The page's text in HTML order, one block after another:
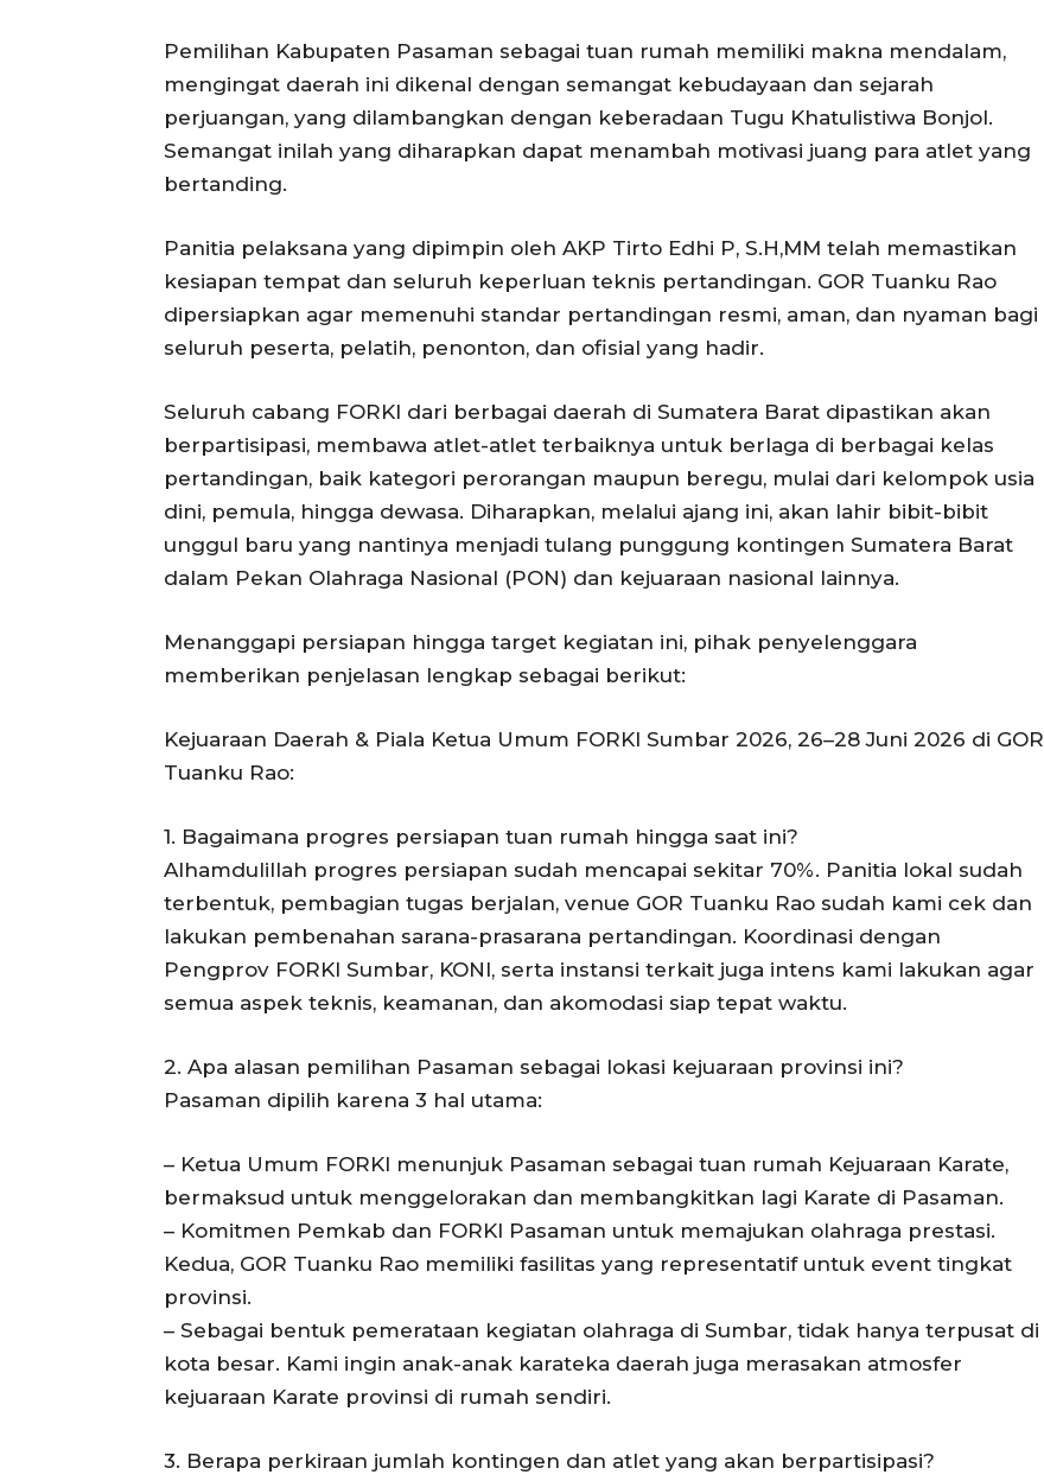
Pemilihan Kabupaten Pasaman sebagai tuan rumah memiliki makna mendalam,
mengingat daerah ini dikenal dengan semangat kebudayaan dan sejarah
perjuangan, yang dilambangkan dengan keberadaan Tugu Khatulistiwa Bonjol.
Semangat inilah yang diharapkan dapat menambah motivasi juang para atlet yang
bertanding.
Panitia pelaksana yang dipimpin oleh AKP Tirto Edhi P, S.H,MM telah memastikan
kesiapan tempat dan seluruh keperluan teknis pertandingan. GOR Tuanku Rao
dipersiapkan agar memenuhi standar pertandingan resmi, aman, dan nyaman bagi
seluruh peserta, pelatih, penonton, dan ofisial yang hadir.
Seluruh cabang FORKI dari berbagai daerah di Sumatera Barat dipastikan akan
berpartisipasi, membawa atlet-atlet terbaiknya untuk berlaga di berbagai kelas
pertandingan, baik kategori perorangan maupun beregu, mulai dari kelompok usia
dini, pemula, hingga dewasa. Diharapkan, melalui ajang ini, akan lahir bibit-bibit
unggul baru yang nantinya menjadi tulang punggung kontingen Sumatera Barat
dalam Pekan Olahraga Nasional (PON) dan kejuaraan nasional lainnya.
Menanggapi persiapan hingga target kegiatan ini, pihak penyelenggara
memberikan penjelasan lengkap sebagai berikut:
Kejuaraan Daerah & Piala Ketua Umum FORKI Sumbar 2026, 26–28 Juni 2026 di GOR
Tuanku Rao:
1. Bagaimana progres persiapan tuan rumah hingga saat ini?
Alhamdulillah progres persiapan sudah mencapai sekitar 70%. Panitia lokal sudah
terbentuk, pembagian tugas berjalan, venue GOR Tuanku Rao sudah kami cek dan
lakukan pembenahan sarana-prasarana pertandingan. Koordinasi dengan
Pengprov FORKI Sumbar, KONI, serta instansi terkait juga intens kami lakukan agar
semua aspek teknis, keamanan, dan akomodasi siap tepat waktu.
2. Apa alasan pemilihan Pasaman sebagai lokasi kejuaraan provinsi ini?
Pasaman dipilih karena 3 hal utama:
– Ketua Umum FORKI menunjuk Pasaman sebagai tuan rumah Kejuaraan Karate,
bermaksud untuk menggelorakan dan membangkitkan lagi Karate di Pasaman.
– Komitmen Pemkab dan FORKI Pasaman untuk memajukan olahraga prestasi.
Kedua, GOR Tuanku Rao memiliki fasilitas yang representatif untuk event tingkat
provinsi.
– Sebagai bentuk pemerataan kegiatan olahraga di Sumbar, tidak hanya terpusat di
kota besar. Kami ingin anak-anak karateka daerah juga merasakan atmosfer
kejuaraan Karate provinsi di rumah sendiri.
3. Berapa perkiraan jumlah kontingen dan atlet yang akan berpartisipasi?